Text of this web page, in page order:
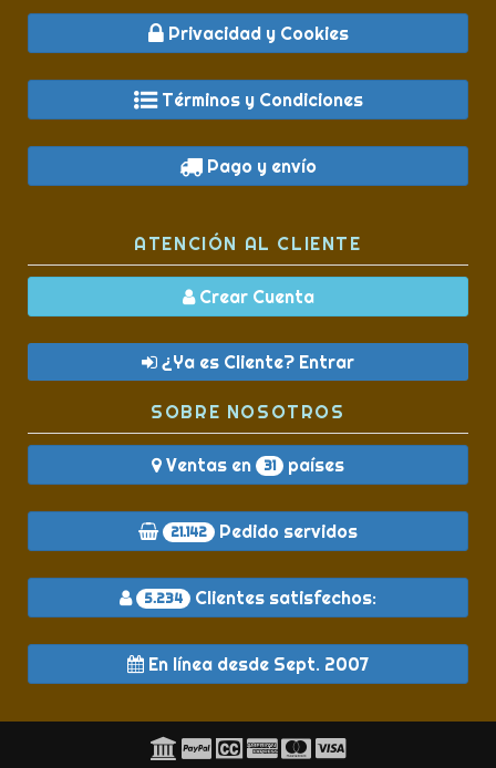
Privacidad y Cookies
Términos y Condiciones
Pago y envío
ATENCIÓN AL CLIENTE
Crear Cuenta
¿Ya es Cliente? Entrar
SOBRE NOSOTROS
Ventas en 31 países
21.142 Pedido servidos
5.234 Clientes satisfechos:
En línea desde Sept. 2007